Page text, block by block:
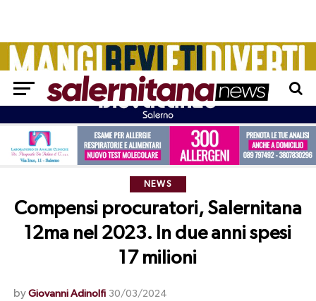
NEWS
Compensi procuratori, Salernitana
12ma nel 2023. In due anni spesi
17 milioni
by Giovanni Adinolfi 30/03/2024